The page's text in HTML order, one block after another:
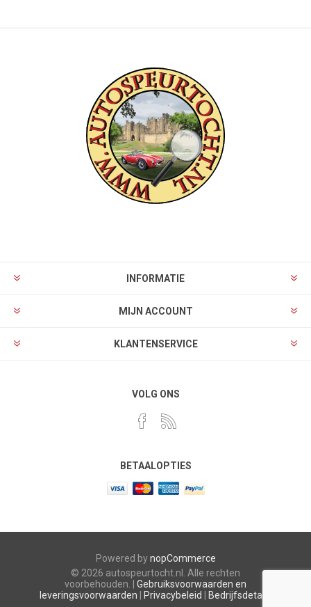
INFORMATIE
MIJN ACCOUNT
KLANTENSERVICE
VOLG ONS
BETAALOPTIES
Powered bynopCommerce
© 2026 autospeurtocht.nl. Alle rechten
voorbehouden. | Gebruiksvoorwaarden en
leveringsvoorwaarden
Privacybeleid Bedrijfsdetails